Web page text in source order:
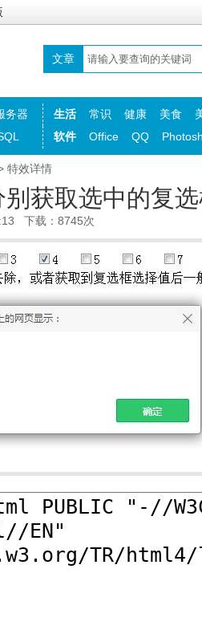
文章
务器 生活 常识 健康 美食
软件 Office QQ
特效详情
获取选中的复
下载：8745次